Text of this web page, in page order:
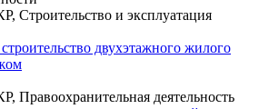
Строительство и эксплуатация
двухэтажного жилого
Правоохранительная деятельность